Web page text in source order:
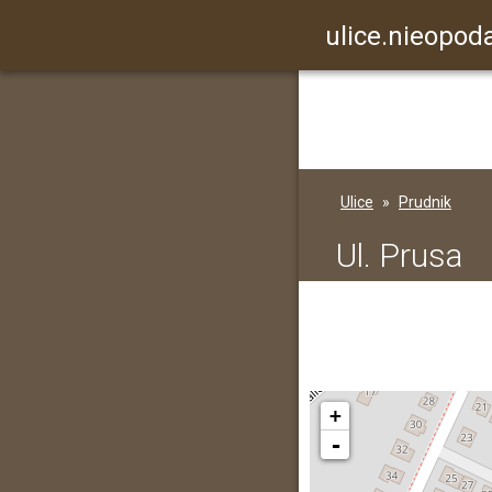
Ulice Prudnik
Ul. Prusa
+
-